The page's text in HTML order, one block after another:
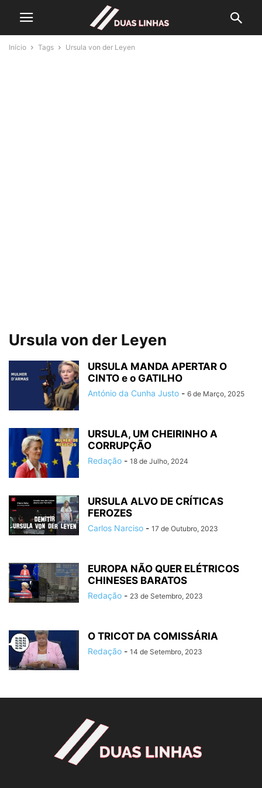
Início Tags Ursula von der Leyen
Ursula von der Leyen
URSULA MANDA APERTAR O
CINTO e o GATILHO
António da Cunha Justo - 6 de Março, 2025
URSULA, UM CHEIRINHO A
CORRUPÇÃO
Redação - 18 de Julho, 2024
URSULA ALVO DE CRÍTICAS
FEROZES
Carlos Narciso - 17 de Outubro, 2023
EUROPA NÃO QUER ELÉTRICOS
CHINESES BARATOS
Redação - 23 de Setembro, 2023
O TRICOT DA COMISSÁRIA
Redação - 14 de Setembro, 2023